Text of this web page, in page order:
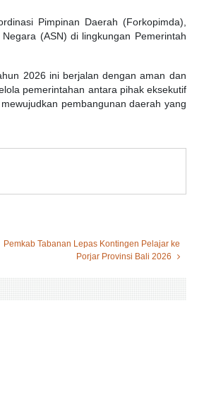
Pimpinan Daerah (Forkopimda),
(ASN) di lingkungan Pemerintah
2026 ini berjalan dengan aman dan
pemerintahan antara pihak eksekutif
pembangunan daerah yang
Pemkab Tabanan Lepas Kontingen Pelajar ke
Porjar Provinsi Bali 2026